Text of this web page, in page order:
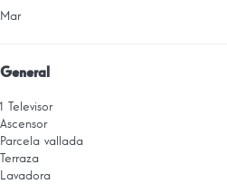
Mar
General
1 Televisor
Ascensor
Parcela vallada
Terraza
Lavadora